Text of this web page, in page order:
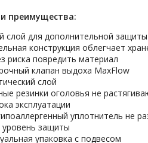
преимущества:
слой для дополнительной защиты
конструкция облегчает
риска повредить материал
клапан выдоха MaxFlow
слой
резинки оголовья не
эксплуатации
уплотнитель не
защиты
упаковка с подвесом